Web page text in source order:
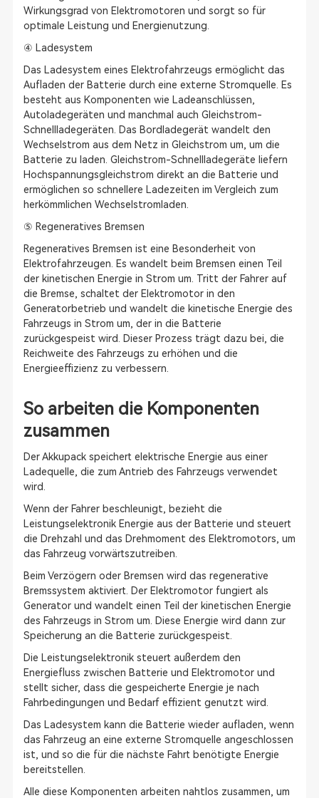
Wirkungsgrad von Elektromotoren und sorgt so für
optimale Leistung und Energienutzung.
④ Ladesystem
Das Ladesystem eines Elektrofahrzeugs ermöglicht das
Aufladen der Batterie durch eine externe Stromquelle. Es
besteht aus Komponenten wie Ladeanschlüssen,
Autoladegeräten und manchmal auch Gleichstrom-
Schnellladegeräten. Das Bordladegerät wandelt den
Wechselstrom aus dem Netz in Gleichstrom um, um die
Batterie zu laden. Gleichstrom-Schnellladegeräte liefern
Hochspannungsgleichstrom direkt an die Batterie und
ermöglichen so schnellere Ladezeiten im Vergleich zum
herkömmlichen Wechselstromladen.
⑤ Regeneratives Bremsen
Regeneratives Bremsen ist eine Besonderheit von
Elektrofahrzeugen. Es wandelt beim Bremsen einen Teil
der kinetischen Energie in Strom um. Tritt der Fahrer auf
die Bremse, schaltet der Elektromotor in den
Generatorbetrieb und wandelt die kinetische Energie des
Fahrzeugs in Strom um, der in die Batterie
zurückgespeist wird. Dieser Prozess trägt dazu bei, die
Reichweite des Fahrzeugs zu erhöhen und die
Energieeffizienz zu verbessern.
So arbeiten die Komponenten
zusammen
Der Akkupack speichert elektrische Energie aus einer
Ladequelle, die zum Antrieb des Fahrzeugs verwendet
wird.
Wenn der Fahrer beschleunigt, bezieht die
Leistungselektronik Energie aus der Batterie und steuert
die Drehzahl und das Drehmoment des Elektromotors, um
das Fahrzeug vorwärtszutreiben.
Beim Verzögern oder Bremsen wird das regenerative
Bremssystem aktiviert. Der Elektromotor fungiert als
Generator und wandelt einen Teil der kinetischen Energie
des Fahrzeugs in Strom um. Diese Energie wird dann zur
Speicherung an die Batterie zurückgespeist.
Die Leistungselektronik steuert außerdem den
Energiefluss zwischen Batterie und Elektromotor und
stellt sicher, dass die gespeicherte Energie je nach
Fahrbedingungen und Bedarf effizient genutzt wird.
Das Ladesystem kann die Batterie wieder aufladen, wenn
das Fahrzeug an eine externe Stromquelle angeschlossen
ist, und so die für die nächste Fahrt benötigte Energie
bereitstellen.
Alle diese Komponenten arbeiten nahtlos zusammen, um